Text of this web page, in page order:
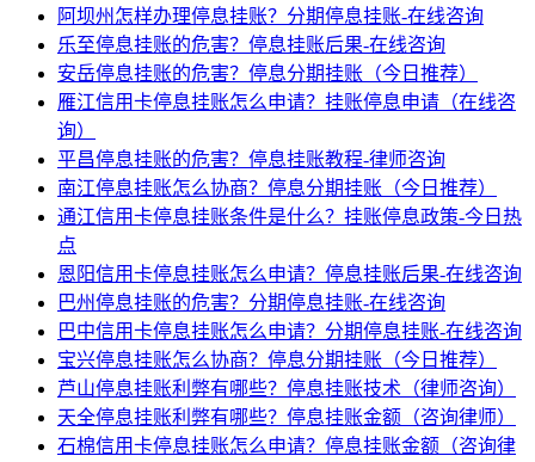
阿坝州怎样办理停息挂账？分期停息挂账-在线咨询
乐至停息挂账的危害？停息挂账后果-在线咨询
安岳停息挂账的危害？停息分期挂账（今日推荐）
雁江信用卡停息挂账怎么申请？挂账停息申请（在线咨
询）
平昌停息挂账的危害？停息挂账教程-律师咨询
南江停息挂账怎么协商？停息分期挂账（今日推荐）
通江信用卡停息挂账条件是什么？挂账停息政策-今日热
点
恩阳信用卡停息挂账怎么申请？停息挂账后果-在线咨询
巴州停息挂账的危害？分期停息挂账-在线咨询
巴中信用卡停息挂账怎么申请？分期停息挂账-在线咨询
宝兴停息挂账怎么协商？停息分期挂账（今日推荐）
芦山停息挂账利弊有哪些？停息挂账技术（律师咨询）
天全停息挂账利弊有哪些？停息挂账金额（咨询律师）
石棉信用卡停息挂账怎么申请？停息挂账金额（咨询律